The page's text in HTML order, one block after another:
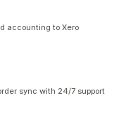
accounting to Xero
sync with 24/7 support